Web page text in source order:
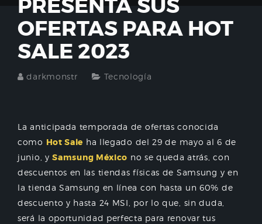
PRESENTA SUS
OFERTAS PARA HOT
SALE 2023
darkmonstr Tecnología
La anticipada temporada de ofertas conocida
como Hot Sale ha llegado del 29 de mayo al 6 de
junio, ySamsung México no se queda atrás, con
descuentos en las tiendas físicas de Samsung y en
la tienda Samsung en línea con hasta un 60% de
descuento y hasta 24 MSI, por lo que, sin duda,
será la oportunidad perfecta para renovar tus